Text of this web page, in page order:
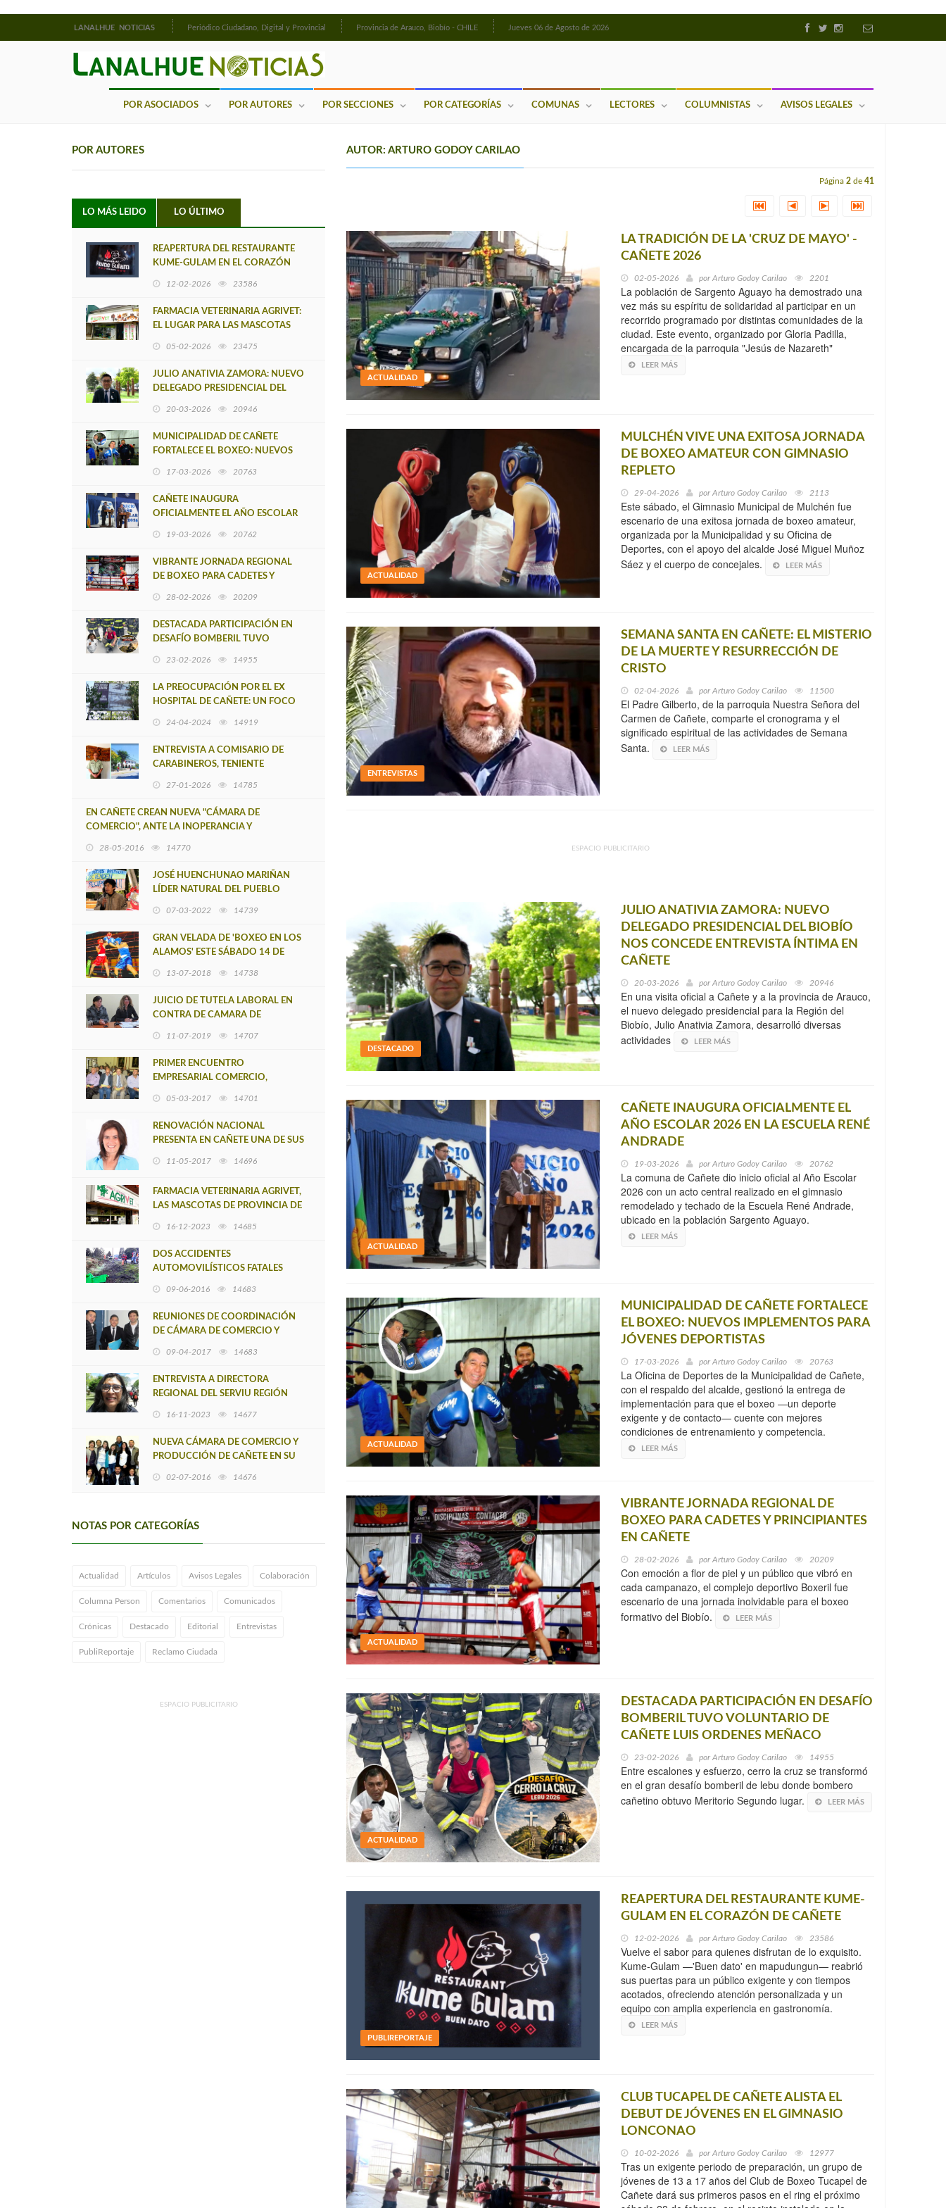
LANALHUE NOTICIAS Periódico Ciudadano, Digital y Provincial Provincia de Arauco, Biobío - CHILE Jueves 06 de Agosto de 2026
POR ASOCIADOS POR AUTORES POR SECCIONES POR CATEGORÍAS COMUNAS LECTORES COLUMNISTAS AVISOS LEGALES
POR AUTORES
LO MÁS LEIDO LO ÚLTIMO
REAPERTURA DEL RESTAURANTE
KUME-GULAM EN EL CORAZÓN
12-02-2026 23586
FARMACIA VETERINARIA AGRIVET:
EL LUGAR PARA LAS MASCOTAS
05-02-2026 23475
JULIO ANATIVIA ZAMORA: NUEVO
DELEGADO PRESIDENCIAL DEL
20-03-2026 20946
MUNICIPALIDAD DE CAÑETE
FORTALECE EL BOXEO: NUEVOS
17-03-2026 20763
CAÑETE INAUGURA
OFICIALMENTE EL AÑO ESCOLAR
19-03-2026 20762
VIBRANTE JORNADA REGIONAL
DE BOXEO PARA CADETES Y
28-02-2026 20209
DESTACADA PARTICIPACIÓN EN
DESAFÍO BOMBERIL TUVO
23-02-2026 14955
LA PREOCUPACIÓN POR EL EX
HOSPITAL DE CAÑETE: UN FOCO
24-04-2024 14919
ENTREVISTA A COMISARIO DE
CARABINEROS, TENIENTE
CONTULMO Y TIRÚA
27-01-2026 14785
EN CAÑETE CREAN NUEVA "CÁMARA DE
COMERCIO", ANTE LA INOPERANCIA Y
28-05-2016 14770
JOSÉ HUENCHUNAO MARIÑAN
LÍDER NATURAL DEL PUEBLO
07-03-2022 14739
GRAN VELADA DE 'BOXEO EN LOS
ALAMOS' ESTE SÁBADO 14 DE
13-07-2018 14738
JUICIO DE TUTELA LABORAL EN
CONTRA DE CAMARA DE
NORAMBUENA
11-07-2019 14707
PRIMER ENCUENTRO
EMPRESARIAL COMERCIO,
05-03-2017 14701
RENOVACIÓN NACIONAL
PRESENTA EN CAÑETE UNA DE SUS
11-05-2017 14696
FARMACIA VETERINARIA AGRIVET,
LAS MASCOTAS DE PROVINCIA DE
16-12-2023 14685
DOS ACCIDENTES
AUTOMOVILÍSTICOS FATALES
09-06-2016 14683
REUNIONES DE COORDINACIÓN
DE CÁMARA DE COMERCIO Y
09-04-2017 14683
ENTREVISTA A DIRECTORA
REGIONAL DEL SERVIU REGIÓN
16-11-2023 14677
NUEVA CÁMARA DE COMERCIO Y
PRODUCCIÓN DE CAÑETE EN SU
02-07-2016 14676
NOTAS POR CATEGORÍAS
Actualidad Artículos Avisos Legales Colaboración
Columna Person Comentarios Comunicados
Crónicas Destacado Editorial Entrevistas
PubliReportaje Reclamo Ciudada
ESPACIO PUBLICITARIO
AUTOR: ARTURO GODOY CARILAO
Página 2 de 41
ACTUALIDAD
LA TRADICIÓN DE LA 'CRUZ DE MAYO' -
CAÑETE 2026
02-05-2026 por Arturo Godoy Carilao 2201
La población de Sargento Aguayo ha demostrado una
vez más su espíritu de solidaridad al participar en un
recorrido programado por distintas comunidades de la
ciudad. Este evento, organizado por Gloria Padilla,
encargada de la parroquia "Jesús de Nazareth"
LEER MÁS
ACTUALIDAD
MULCHÉN VIVE UNA EXITOSA JORNADA
DE BOXEO AMATEUR CON GIMNASIO
REPLETO
29-04-2026 por Arturo Godoy Carilao 2113
Este sábado, el Gimnasio Municipal de Mulchén fue
escenario de una exitosa jornada de boxeo amateur,
organizada por la Municipalidad y su Oficina de
Deportes, con el apoyo del alcalde José Miguel Muñoz
Sáez y el cuerpo de concejales.
LEER MÁS
ENTREVISTAS
SEMANA SANTA EN CAÑETE: EL MISTERIO
DE LA MUERTE Y RESURRECCIÓN DE
CRISTO
02-04-2026 por Arturo Godoy Carilao 11500
El Padre Gilberto, de la parroquia Nuestra Señora del
Carmen de Cañete, comparte el cronograma y el
significado espiritual de las actividades de Semana
Santa.
LEER MÁS
ESPACIO PUBLICITARIO
DESTACADO
JULIO ANATIVIA ZAMORA: NUEVO
DELEGADO PRESIDENCIAL DEL BIOBÍO
NOS CONCEDE ENTREVISTA ÍNTIMA EN
CAÑETE
20-03-2026 por Arturo Godoy Carilao 20946
En una visita oficial a Cañete y a la provincia de Arauco,
el nuevo delegado presidencial para la Región del
Biobío, Julio Anativia Zamora, desarrolló diversas
actividades
LEER MÁS
ACTUALIDAD
CAÑETE INAUGURA OFICIALMENTE EL
AÑO ESCOLAR 2026 EN LA ESCUELA RENÉ
ANDRADE
19-03-2026 por Arturo Godoy Carilao 20762
La comuna de Cañete dio inicio oficial al Año Escolar
2026 con un acto central realizado en el gimnasio
remodelado y techado de la Escuela René Andrade,
ubicado en la población Sargento Aguayo.
LEER MÁS
ACTUALIDAD
MUNICIPALIDAD DE CAÑETE FORTALECE
EL BOXEO: NUEVOS IMPLEMENTOS PARA
JÓVENES DEPORTISTAS
17-03-2026 por Arturo Godoy Carilao 20763
La Oficina de Deportes de la Municipalidad de Cañete,
con el respaldo del alcalde, gestionó la entrega de
implementación para que el boxeo —un deporte
exigente y de contacto— cuente con mejores
condiciones de entrenamiento y competencia.
LEER MÁS
ACTUALIDAD
VIBRANTE JORNADA REGIONAL DE
BOXEO PARA CADETES Y PRINCIPIANTES
EN CAÑETE
28-02-2026 por Arturo Godoy Carilao 20209
Con emoción a flor de piel y un público que vibró en
cada campanazo, el complejo deportivo Boxeril fue
escenario de una jornada inolvidable para el boxeo
formativo del Biobío.
LEER MÁS
ACTUALIDAD
DESTACADA PARTICIPACIÓN EN DESAFÍO
BOMBERIL TUVO VOLUNTARIO DE
CAÑETE LUIS ORDENES MEÑACO
23-02-2026 por Arturo Godoy Carilao 14955
Entre escalones y esfuerzo, cerro la cruz se transformó
en el gran desafío bomberil de lebu donde bombero
cañetino obtuvo Meritorio Segundo lugar.
LEER MÁS
PUBLIREPORTAJE
REAPERTURA DEL RESTAURANTE KUME-
GULAM EN EL CORAZÓN DE CAÑETE
12-02-2026 por Arturo Godoy Carilao 23586
Vuelve el sabor para quienes disfrutan de lo exquisito.
Kume-Gulam —'Buen dato' en mapudungun— reabrió
sus puertas para un público exigente y con tiempos
acotados, ofreciendo atención personalizada y un
equipo con amplia experiencia en gastronomía.
LEER MÁS
CLUB TUCAPEL DE CAÑETE ALISTA EL
DEBUT DE JÓVENES EN EL GIMNASIO
LONCONAO
10-02-2026 por Arturo Godoy Carilao 12977
Tras un exigente periodo de preparación, un grupo de
jóvenes de 13 a 17 años del Club de Boxeo Tucapel de
Cañete dará sus primeros pasos en el ring el próximo